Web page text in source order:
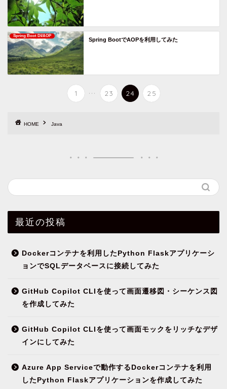
Spring Boot DI/AOP
Spring BootでAOPを利用してみた
1 ... 23 24 25
HOME Java
最近の投稿
Dockerコンテナを利用したPython Flaskアプリケーシ
ョンでSQLデータベースに接続してみた
GitHub Copilot CLIを使って画面遷移図・シーケンス図
を作成してみた
GitHub Copilot CLIを使って画面モックをリッチなデザ
インにしてみた
Azure App Serviceで動作するDockerコンテナを利用
したPython Flaskアプリケーションを作成してみた